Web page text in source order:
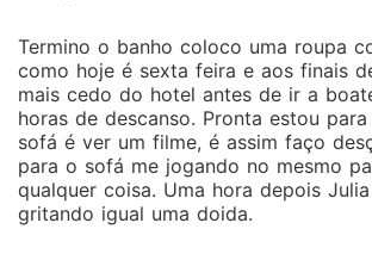
Termino o banho coloco uma roupa
como hoje é sexta feira e aos finais
mais cedo do hotel antes de ir a
horas de descanso. Pronta estou
sofá é ver um filme, é assim faço
para o sofá me jogando no mesmo
qualquer coisa. Uma hora depois
gritando igual uma doida.